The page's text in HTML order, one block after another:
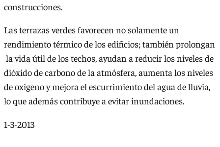
construcciones.
Las terrazas verdes favorecen no solamente un
rendimiento térmico de los edificios; también prolongan
la vida útil de los techos, ayudan a reducir los niveles de
dióxido de carbono de la atmósfera, aumenta los niveles
de oxígeno y mejora el escurrimiento del agua de lluvia,
lo que además contribuye a evitar inundaciones.
1-3-2013